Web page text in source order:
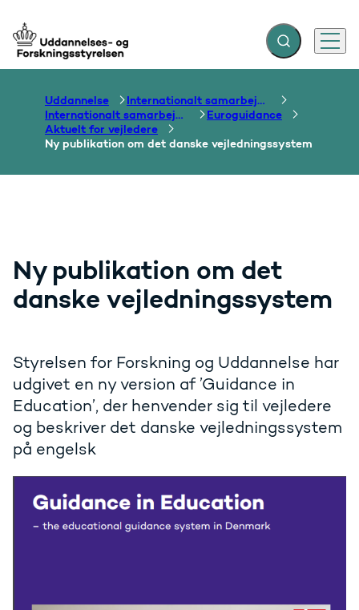
Gå til forsiden Fold søgefelt ud
Menu
Uddannelse
Internationalt samarbejde om uddannelse
Internationalt samarbejde om vejledning
Euroguidance
Aktuelt for vejledere
Ny publikation om det danske vejledningssystem
Ny publikation om det
danske vejledningssystem
Styrelsen for Forskning og Uddannelse har
udgivet en ny version af ’Guidance in
Education’, der henvender sig til vejledere
og beskriver det danske vejledningssystem
på engelsk